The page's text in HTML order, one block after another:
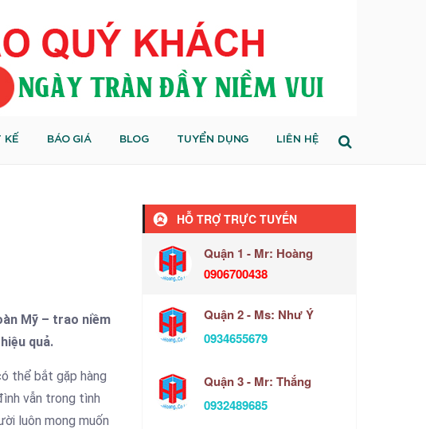
KẾ BÁO GIÁ BLOG TUYỂN DỤNG LIÊN HỆ
Mỹ – trao niềm
quả.
thể bắt gặp hàng
vẫn trong tình
luôn mong muốn
HỖ TRỢ TRỰC TUYẾN
Quận 1 - Mr: Hoàng
0906700438
Quận 2 - Ms: Như Ý
0934655679
Quận 3 - Mr: Thắng
0932489685